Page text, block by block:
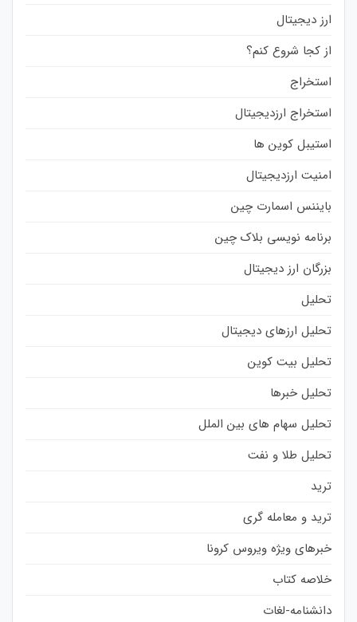
ارز دیجیتال
از کجا شروع کنم؟
استخراج
استخراج ارزدیجیتال
استیبل کوین ها
امنیت ارزدیجیتال
بایننس اسمارت چین
برنامه نویسی بلاک چین
بزرگان ارز دیجیتال
تحلیل
تحلیل ارزهای دیجیتال
تحلیل بیت کوین
تحلیل خبرها
تحلیل سهام های بین الملل
تحلیل طلا و نفت
ترید
ترید و معامله گری
خبرهای ویژه ویروس کرونا
خلاصه کتاب
دانشنامه-لغات